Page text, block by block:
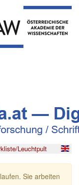
Leuchtpult
Sie arbeiten